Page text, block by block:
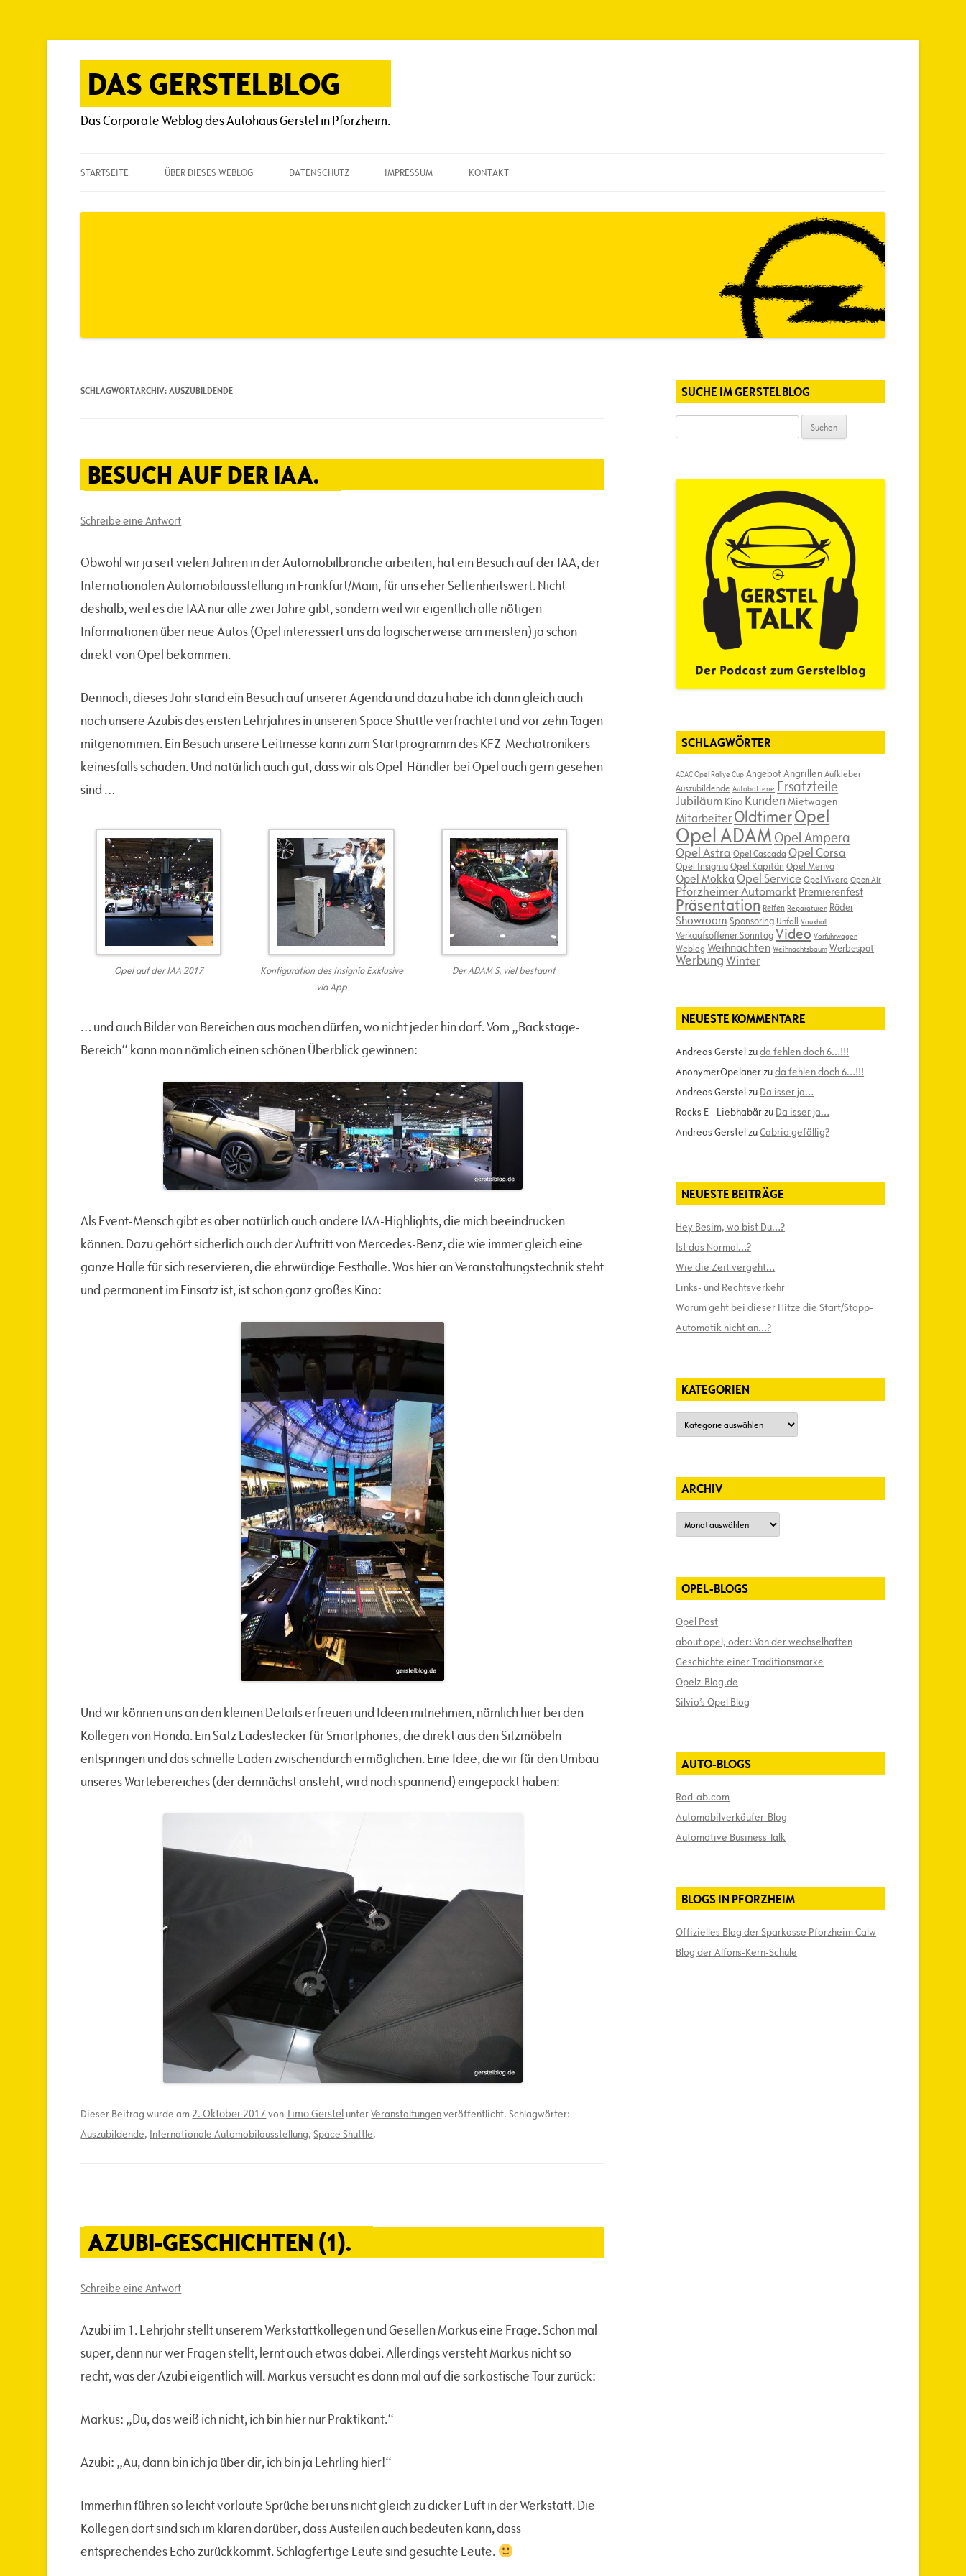
Zum
Inhalt
DAS GERSTELBLOG
Das Corporate Weblog des Autohaus Gerstel in Pforzheim.
STARTSEITE ÜBER DIESES WEBLOG DATENSCHUTZ IMPRESSUM KONTAKT
SCHLAGWORTARCHIV:AUSZUBILDENDE
BESUCH AUF DER IAA.
Schreibe eine Antwort
Obwohl wir ja seit vielen Jahren in der Automobilbranche arbeiten, hat ein Besuch auf der IAA, der
Internationalen Automobilausstellung in Frankfurt/Main, für uns eher Seltenheitswert. Nicht
deshalb, weil es die IAA nur alle zwei Jahre gibt, sondern weil wir eigentlich alle nötigen
Informationen über neue Autos (Opel interessiert uns da logischerweise am meisten) ja schon
direkt von Opel bekommen.
Dennoch, dieses Jahr stand ein Besuch auf unserer Agenda und dazu habe ich dann gleich auch
noch unsere Azubis des ersten Lehrjahres in unseren Space Shuttle verfrachtet und vor zehn Tagen
mitgenommen. Ein Besuch unsere Leitmesse kann zum Startprogramm des KFZ-Mechatronikers
keinesfalls schaden. Und natürlich auch gut, dass wir als Opel-Händler bei Opel auch gern gesehen
sind …
Opel auf der IAA 2017
Konfiguration des Insignia Exklusive
via App
Der ADAM S, viel bestaunt
… und auch Bilder von Bereichen aus machen dürfen, wo nicht jeder hin darf. Vom „Backstage-
Bereich“ kann man nämlich einen schönen Überblick gewinnen:
Als Event-Mensch gibt es aber natürlich auch andere IAA-Highlights, die mich beeindrucken
können. Dazu gehört sicherlich auch der Auftritt von Mercedes-Benz, die wie immer gleich eine
ganze Halle für sich reservieren, die ehrwürdige Festhalle. Was hier an Veranstaltungstechnik steht
und permanent im Einsatz ist, ist schon ganz großes Kino:
Und wir können uns an den kleinen Details erfreuen und Ideen mitnehmen, nämlich hier bei den
Kollegen von Honda. Ein Satz Ladestecker für Smartphones, die direkt aus den Sitzmöbeln
entspringen und das schnelle Laden zwischendurch ermöglichen. Eine Idee, die wir für den Umbau
unseres Wartebereiches (der demnächst ansteht, wird noch spannend) eingepackt haben:
Dieser Beitrag wurde am 2. Oktober 2017 vonTimo Gerstel unterVeranstaltungenveröffentlicht. Schlagwörter:
Auszubildende, Internationale Automobilausstellung,Space Shuttle.
AZUBI-GESCHICHTEN (1).
Schreibe eine Antwort
Azubi im 1. Lehrjahr stellt unserem Werkstattkollegen und Gesellen Markus eine Frage. Schon mal
super, denn nur wer Fragen stellt, lernt auch etwas dabei. Allerdings versteht Markus nicht so
recht, was der Azubi eigentlich will. Markus versucht es dann mal auf die sarkastische Tour zurück:
Markus: „Du, das weiß ich nicht, ich bin hier nur Praktikant.“
Azubi: „Au, dann bin ich ja über dir, ich bin ja Lehrling hier!“
Immerhin führen so leicht vorlaute Sprüche bei uns nicht gleich zu dicker Luft in der Werkstatt. Die
Kollegen dort sind sich im klaren darüber, dass Austeilen auch bedeuten kann, dass
entsprechendes Echo zurückkommt. Schlagfertige Leute sind gesuchte Leute.
SUCHE IM GERSTELBLOG
nach:
SCHLAGWÖRTER
ADAC Opel Rallye Cup AngebotAngrillenAufkleber
Auszubildende Autobatterie Ersatzteile
Jubiläum Kino Kunden Mietwagen
Mitarbeiter OldtimerOpel
Opel ADAM Opel Ampera
Opel Astra Opel Cascada Opel Corsa
Opel InsigniaOpel Kapitän Opel Meriva
Opel Mokka Opel ServiceOpel Vivaro Open Air
Pforzheimer Automarkt Premierenfest
Präsentation Reifen Reparaturen Räder
Showroom Sponsoring Unfall Vauxhall
Verkaufsoffener SonntagVideo Vorführwagen
Weblog Weihnachten Weihnachtsbaum Werbespot
WerbungWinter
NEUESTE KOMMENTARE
Andreas Gerstelzuda fehlen doch 6…!!!
AnonymerOpelanerzuda fehlen doch 6…!!!
Andreas Gerstelzu Da isser ja…
Rocks E - Liebhabärzu Da isser ja…
Andreas GerstelzuCabrio gefällig?
NEUESTE BEITRÄGE
Hey Besim, wo bist Du…?
Ist das Normal…?
Wie die Zeit vergeht…
Links- und Rechtsverkehr
Warum geht bei dieser Hitze die Start/Stopp-
Automatik nicht an…?
KATEGORIEN
Kategorien
ARCHIV
Archiv
OPEL-BLOGS
Opel Post
about opel, oder: Von der wechselhaften
Geschichte einer Traditionsmarke
Opelz-Blog.de
Silvio’s Opel Blog
AUTO-BLOGS
Rad-ab.com
Automobilverkäufer-Blog
Automotive Business Talk
BLOGS IN PFORZHEIM
Offizielles Blog der Sparkasse Pforzheim Calw
Blog der Alfons-Kern-Schule